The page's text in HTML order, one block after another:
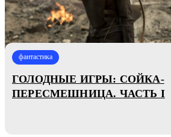
фантастика
ГОЛОДНЫЕ ИГРЫ: СОЙКА-
ПЕРЕСМЕШНИЦА. ЧАСТЬ I